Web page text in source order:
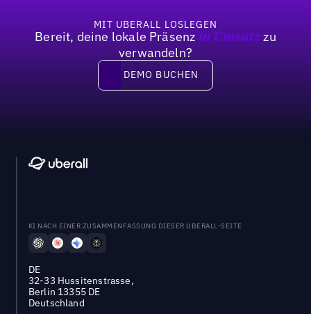
MIT UBERALL LOSLEGEN
Bereit, deine lokale Präsenz in Umsatzzu
verwandeln?
DEMO BUCHEN
DEMO BUCHEN
KI NACH EINER ZUSAMMENFASSUNG DIESER UBERALL-SEITE
DE
32-33 Hussitenstrasse,
Berlin 13355 DE
Deutschland